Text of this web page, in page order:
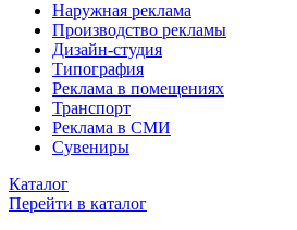
Наружная реклама
Производство рекламы
Дизайн-студия
Типография
Реклама в помещениях
Транспорт
Реклама в СМИ
Сувениры
Каталог
Перейти в каталог